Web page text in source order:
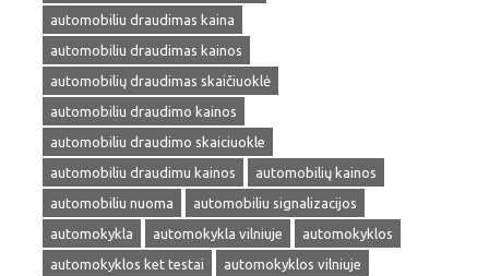
automobiliu draudimas kaina
automobiliu draudimas kainos
automobilių draudimas skaičiuoklė
automobiliu draudimo kainos
automobiliu draudimo skaiciuokle
automobiliu draudimu kainos
automobilių kainos
automobiliu nuoma
automobiliu signalizacijos
automokykla
automokykla vilniuje
automokyklos
automokyklos ket testai
automokyklos vilniuje